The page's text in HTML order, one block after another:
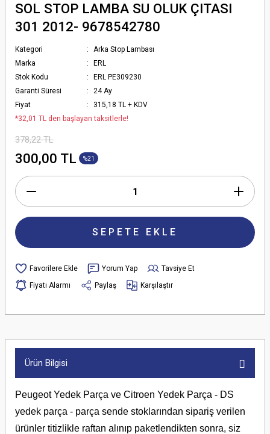
SOL STOP LAMBA SU OLUK ÇITASI
301 2012- 9678542780
Kategori
Arka Stop Lambası
Marka
ERL
Stok Kodu
ERL PE309230
Garanti Süresi
24 Ay
Fiyat
315,18 TL + KDV
*32,01 TL den başlayan taksitlerle!
378,22 TL
300,00 TL %21
SEPETE EKLE
Yorum Yap
Tavsiye Et
Fiyatı Alarmı
Paylaş Karşılaştır
Ürün Bilgisi
Peugeot Yedek Parça ve Citroen Yedek Parça - DS
yedek parça - parça sende stoklarından sipariş verilen
ürünler titizlikle raftan alınıp paketlendikten sonra, siz